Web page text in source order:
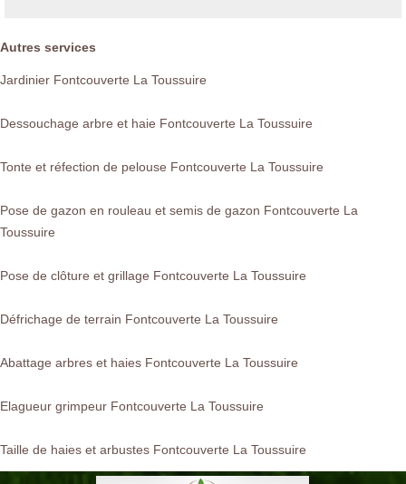
Autres services
Jardinier Fontcouverte La Toussuire
Dessouchage arbre et haie Fontcouverte La Toussuire
Tonte et réfection de pelouse Fontcouverte La Toussuire
Pose de gazon en rouleau et semis de gazon Fontcouverte La
Toussuire
Pose de clôture et grillage Fontcouverte La Toussuire
Défrichage de terrain Fontcouverte La Toussuire
Abattage arbres et haies Fontcouverte La Toussuire
Elagueur grimpeur Fontcouverte La Toussuire
Taille de haies et arbustes Fontcouverte La Toussuire